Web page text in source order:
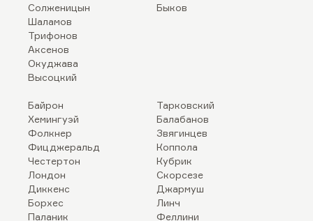
Солженицын
Шаламов
Трифонов
Аксенов
Окуджава
Высоцкий
Быков
Байрон
Хемингуэй
Фолкнер
Фицджеральд
Честертон
Лондон
Диккенс
Борхес
Паланик
Тарковский
Балабанов
Звягинцев
Коппола
Кубрик
Скорсезе
Джармуш
Линч
Феллини